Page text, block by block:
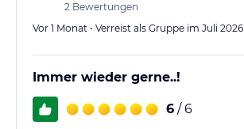
2 Bewertungen
Vor 1 Monat • Verreist als Gruppe im Juli 2026
Immer wieder gerne..!
6 / 6